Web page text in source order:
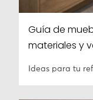
Guía de
materiales y
Ideas para tu